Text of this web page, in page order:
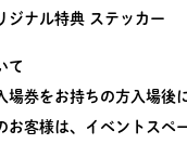
ジナル特典 ステッカー
て
場券をお持ちの方入場後
お客様は、イベントスペ